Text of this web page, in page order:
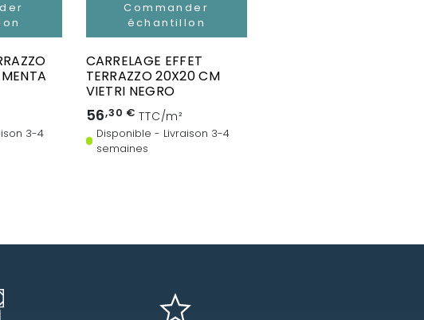
3-4
Commander
échantillon
CARRELAGE EFFET
TERRAZZO 20X20 CM
VIETRI NEGRO
56,30 € TTC/m²
Disponible - Livraison 3-4
semaines